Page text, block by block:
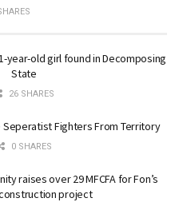
year-old girl found in Decomposing
State
26 SHARES
Seperatist Fighters From Territory
0 SHARES
raises over 29 MFCFA for Fon’s
project